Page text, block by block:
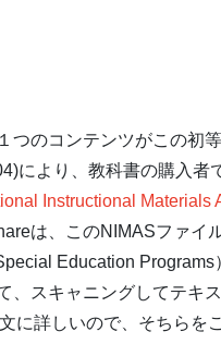
のコンテンツがこの初
により、教科書の購入者
Instructional Materials
は、このNIMASファイ
Education
スキャニングしてテキ
詳しいので、そちらを